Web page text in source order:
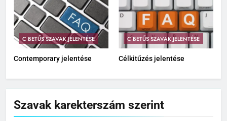
C BETŰS SZAVAK JELENTÉSE
Contemporary jelentése
C BETŰS SZAVAK JELENTÉSE
Célkitűzés jelentése
Szavak karekterszám szerint